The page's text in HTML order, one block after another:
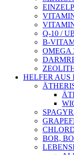
Q-10 /
B-
OMEGA
HELFER AUS
BOR,